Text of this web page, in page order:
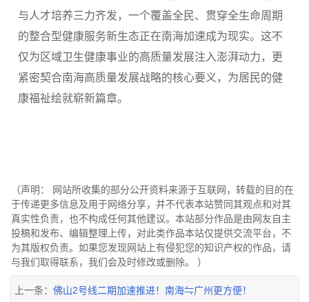
与人才培养三力齐发，一个覆盖全民、贯穿全生命周期
的整合型健康服务新生态正在南海加速成为现实。这不
仅为区域卫生健康事业的高质量发展注入澎湃动力，更
紧密契合南海高质量发展战略的核心要义，为居民的健
康福祉绘就崭新篇章。
（声明： 网站所收集的部分公开资料来源于互联网，转载的目的在
于传递更多信息及用于网络分享，并不代表本站赞同其观点和对其
真实性负责，也不构成任何其他建议。本站部分作品是由网友自主
投稿和发布、编辑整理上传，对此类作品本站仅提供交流平台，不
为其版权负责。如果您发现网站上有侵犯您的知识产权的作品，请
与我们取得联系，我们会及时修改或删除。 ）
上一条： 佛山2号线二期加速推进！南海⇋广州更方便！